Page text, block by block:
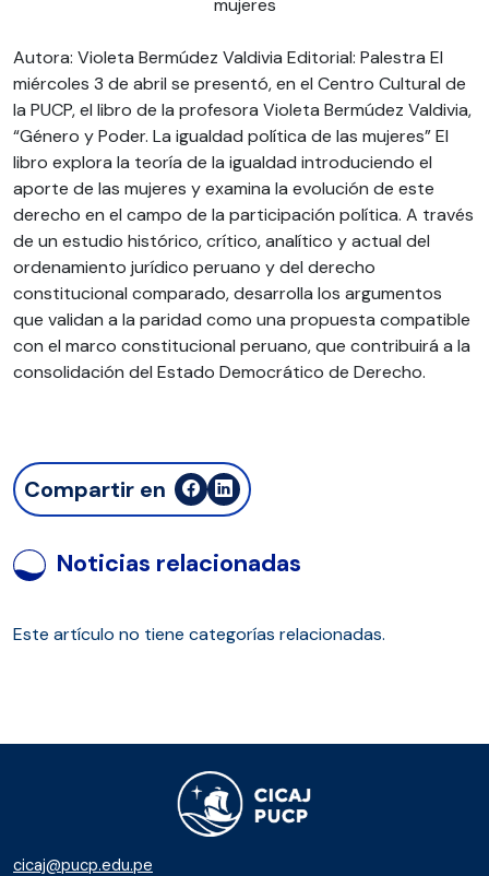
Autora: Violeta Bermúdez Valdivia Editorial: Palestra El
miércoles 3 de abril se presentó, en el Centro Cultural de
la PUCP, el libro de la profesora Violeta Bermúdez Valdivia,
“Género y Poder. La igualdad política de las mujeres” El
libro explora la teoría de la igualdad introduciendo el
aporte de las mujeres y examina la evolución de este
derecho en el campo de la participación política. A través
de un estudio histórico, crítico, analítico y actual del
ordenamiento jurídico peruano y del derecho
constitucional comparado, desarrolla los argumentos
que validan a la paridad como una propuesta compatible
con el marco constitucional peruano, que contribuirá a la
consolidación del Estado Democrático de Derecho.
Compartir en
Noticias relacionadas
Este artículo no tiene categorías relacionadas.
cicaj@pucp.edu.pe